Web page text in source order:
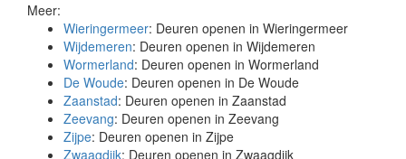
Meer:
Wieringermeer: Deuren openen in Wieringermeer
Wijdemeren: Deuren openen in Wijdemeren
Wormerland: Deuren openen in Wormerland
De Woude: Deuren openen in De Woude
Zaanstad: Deuren openen in Zaanstad
Zeevang: Deuren openen in Zeevang
Zijpe: Deuren openen in Zijpe
Zwaagdijk: Deuren openen in Zwaagdijk